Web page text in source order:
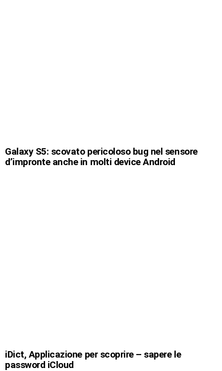
Galaxy S5: scovato pericoloso bug nel sensore
d’impronte anche in molti device Android
iDict, Applicazione per scoprire – sapere le
password iCloud